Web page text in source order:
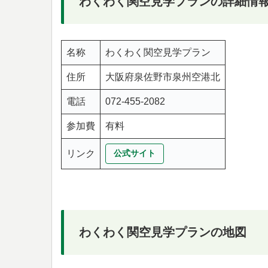
名称 わくわく関空見学プラン
住所 大阪府泉佐野市泉州空港北
電話 072-455-2082
参加費 有料
リンク 公式サイト
わくわく関空見学プランの地図